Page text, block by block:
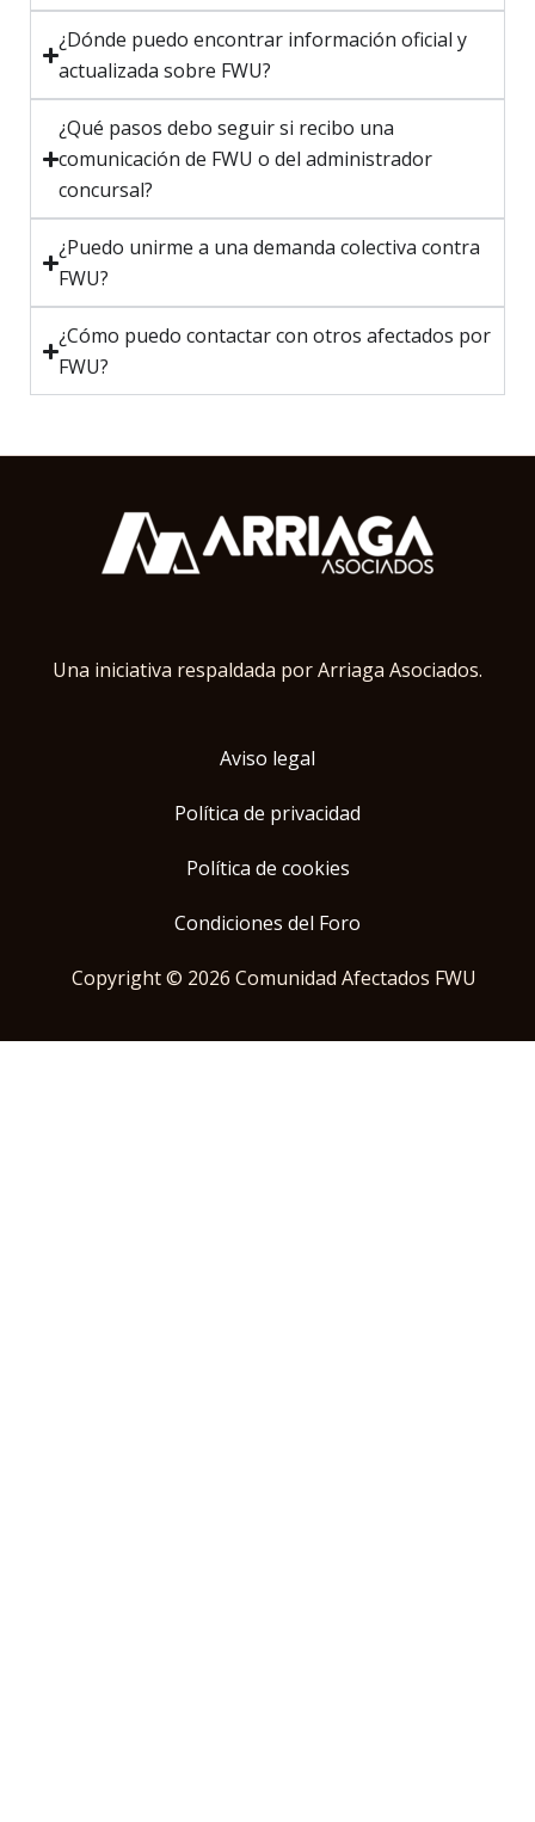
¿Dónde puedo encontrar información oficial y
actualizada sobre FWU?
¿Qué pasos debo seguir si recibo una
comunicación de FWU o del administrador
concursal?
¿Puedo unirme a una demanda colectiva contra
FWU?
¿Cómo puedo contactar con otros afectados por
FWU?
Una iniciativa respaldada por Arriaga Asociados.
Aviso legal
Política de privacidad
Política de cookies
Condiciones del Foro
Copyright © 2026 Comunidad Afectados FWU